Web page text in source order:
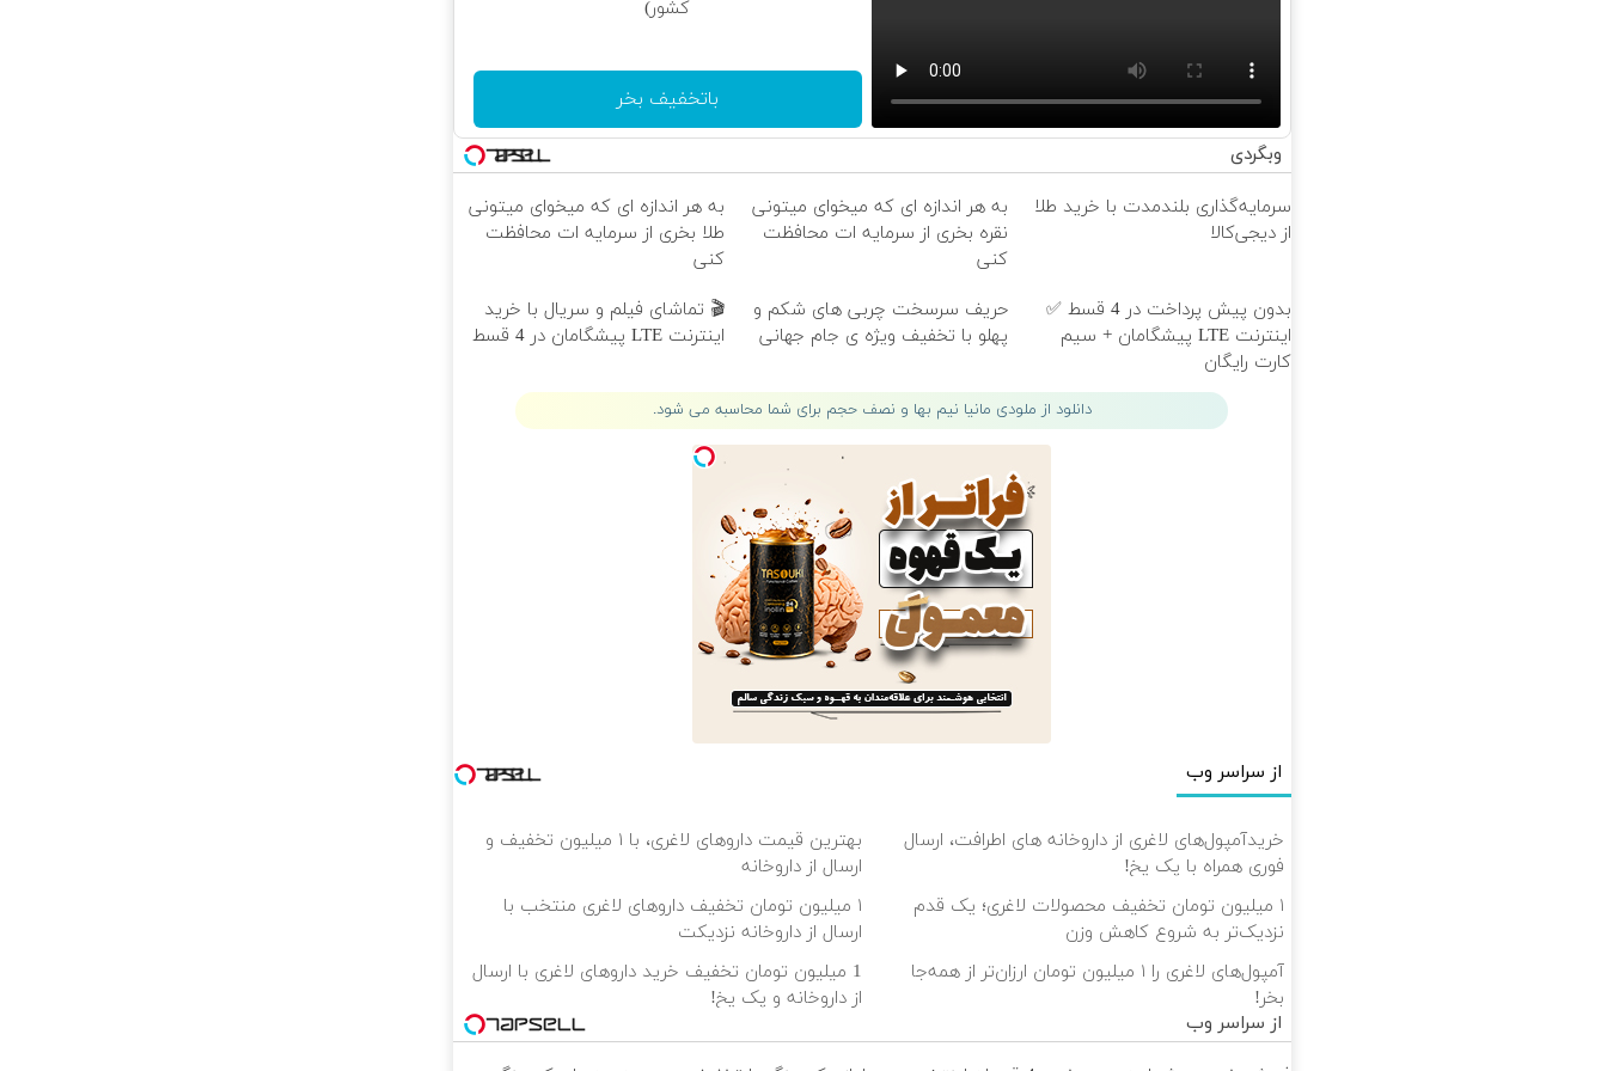
کشور)
باتخفیف بخر
وبگردی
سرمایه‌گذاری بلندمدت با خرید طلا
از دیجی‌کالا
به هر اندازه ای که میخوای میتونی
نقره بخری از سرمایه ات محافظت
کنی
به هر اندازه ای که میخوای میتونی
طلا بخری از سرمایه ات محافظت
کنی
بدون پیش پرداخت در 4 قسط ✅
اینترنت LTE پیشگامان + سیم
کارت رایگان
حریف سرسخت چربی های شکم و
پهلو با تخفیف ویژه ی جام جهانی
🎬 تماشای فیلم و سریال با خرید
اینترنت LTE پیشگامان در 4 قسط
دانلود از ملودی مانیا نیم بها و نصف حجم برای شما محاسبه می شود.
از سراسر وب
خریدآمپول‌های لاغری از داروخانه های اطرافت، ارسال
فوری همراه با پک یخ!
بهترین قیمت داروهای لاغری، با ۱ میلیون تخفیف و
ارسال از داروخانه‌
۱ میلیون تومان تخفیف محصولات لاغری؛ یک قدم
نزدیک‌تر به شروع کاهش وزن
۱ میلیون تومان تخفیف داروهای لاغری منتخب با
ارسال از داروخانه نزدیکت
آمپول‌های لاغری را ۱ میلیون تومان ارزان‌تر از همه‌جا
بخر!
1 میلیون تومان تخفیف خرید داروهای لاغری با ارسال
از داروخانه و پک یخ!
از سراسر وب